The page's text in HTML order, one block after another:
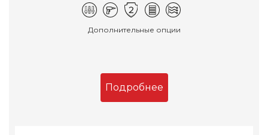
Дополнительные опции
Подробнее